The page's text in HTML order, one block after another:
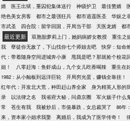
婿
医王出狱，重囚犯集体送行 神级护卫 最佳赘婿
绝色美女房客
都市之最强狂兵 都市逍遥医圣 华娱之
市武圣
四合院：留学回国，开局当干部 天医龙婿 都
最近更新 双胞胎萝莉上门，她妈病娇女教授 重生之
我
孽徒你无敌了，下山找你七个师姐去吧 快穿：短命
代：带着随身空间进城奔小康
甩我是吧？那就捡个校花
姐！
八零赶海：鱼虾成山，九个女儿吃香喝辣 重生在
1982：从小舢板到远洋巨轮
开局穷光蛋，赚钱全靠挂！
红年代：开发北大荒，种田赶山养全家
身为精英人形的
录
以法律之名 我省府大秘，问鼎京圈 军火贩子什么
常
苍生有我 我被炒后，市值暴跌，女总裁哭了 86年
来，资本家小姐求我娶
离婚后，我成为了医学传奇！